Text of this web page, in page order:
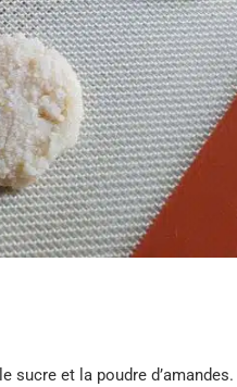
sucre et la poudre d’amandes.